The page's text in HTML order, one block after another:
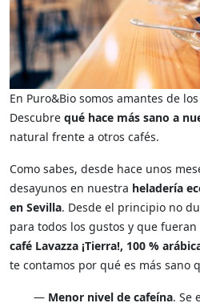
En Puro&Bio somos amantes de los
Descubre qué hace más sano a
natural frente a otros cafés.
Como sabes, desde hace unos
desayunos en nuestra heladería
en Sevilla. Desde el principio no
para todos los gustos y que fueran
café Lavazza ¡Tierra!, 100 %
te contamos por qué es más sano
— Menor nivel de cafeína. Se